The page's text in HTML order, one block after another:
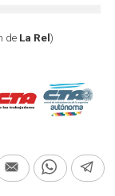
de La Rel)
Email